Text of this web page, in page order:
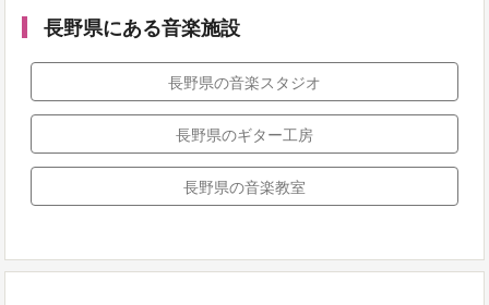
長野県にある音楽施設
長野県の音楽スタジオ
長野県のギター工房
長野県の音楽教室